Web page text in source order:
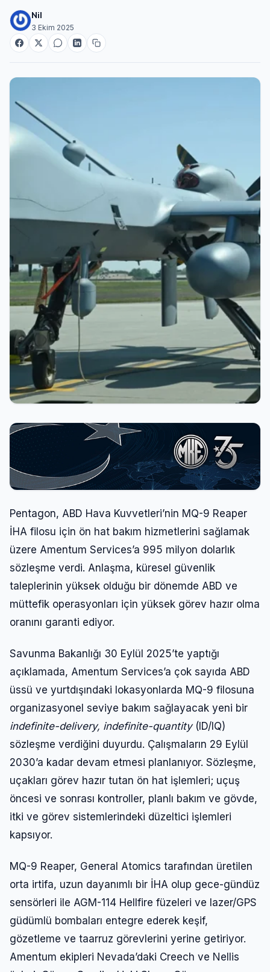
Nil
3 Ekim 2025
Pentagon, ABD Hava Kuvvetleri’nin MQ-9 Reaper
İHA filosu için ön hat bakım hizmetlerini sağlamak
üzere Amentum Services’a 995 milyon dolarlık
sözleşme verdi. Anlaşma, küresel güvenlik
taleplerinin yüksek olduğu bir dönemde ABD ve
müttefik operasyonları için yüksek görev hazır olma
oranını garanti ediyor.
Savunma Bakanlığı 30 Eylül 2025’te yaptığı
açıklamada, Amentum Services’a çok sayıda ABD
üssü ve yurtdışındaki lokasyonlarda MQ-9 filosuna
organizasyonel seviye bakım sağlayacak yeni bir
indefinite-delivery, indefinite-quantity(ID/IQ)
sözleşme verdiğini duyurdu. Çalışmaların 29 Eylül
2030’a kadar devam etmesi planlanıyor. Sözleşme,
uçakları görev hazır tutan ön hat işlemleri; uçuş
öncesi ve sonrası kontroller, planlı bakım ve gövde,
itki ve görev sistemlerindeki düzeltici işlemleri
kapsıyor.
MQ-9 Reaper, General Atomics tarafından üretilen
orta irtifa, uzun dayanımlı bir İHA olup gece-gündüz
sensörleri ile AGM-114 Hellfire füzeleri ve lazer/GPS
güdümlü bombaları entegre ederek keşif,
gözetleme ve taarruz görevlerini yerine getiriyor.
Amentum ekipleri Nevada’daki Creech ve Nellis